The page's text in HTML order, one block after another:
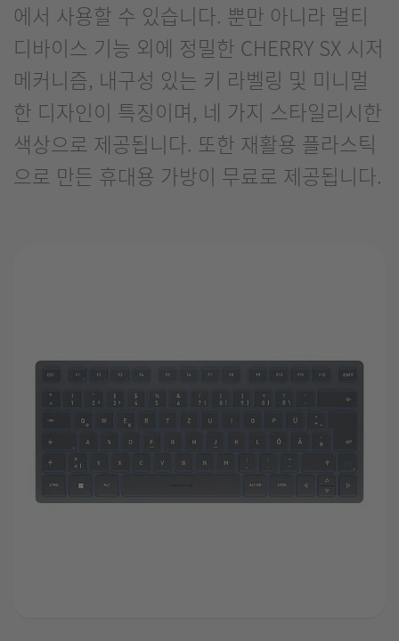
에서 사용할 수 있습니다. 뿐만 아니라 멀티
디바이스 기능 외에 정밀한 CHERRY SX 시저
메커니즘, 내구성 있는 키 라벨링 및 미니멀
한 디자인이 특징이며, 네 가지 스타일리시한
색상으로 제공됩니다. 또한 재활용 플라스틱
으로 만든 휴대용 가방이 무료로 제공됩니다.